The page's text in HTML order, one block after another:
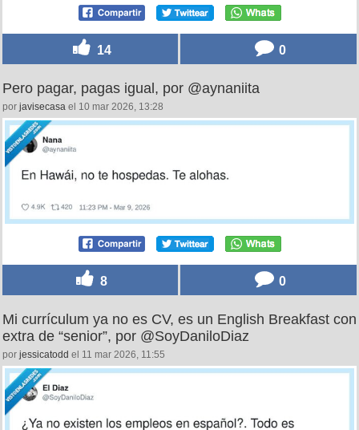
14 0
Pero pagar, pagas igual, por @aynaniita
por javisecasa el 10 mar 2026, 13:28
8 0
Mi currículum ya no es CV, es un English Breakfast con
extra de “senior”, por @SoyDaniloDiaz
por jessicatodd el 11 mar 2026, 11:55